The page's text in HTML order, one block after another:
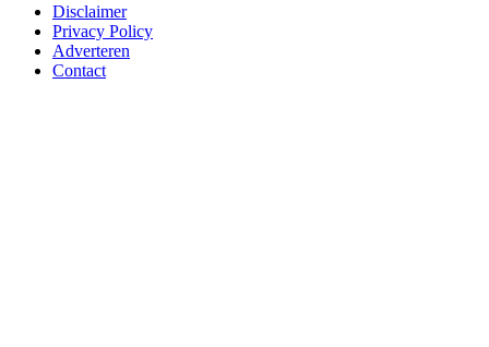
Disclaimer
Privacy Policy
Adverteren
Contact